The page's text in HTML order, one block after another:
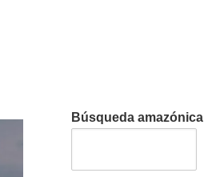
Búsqueda amazónica